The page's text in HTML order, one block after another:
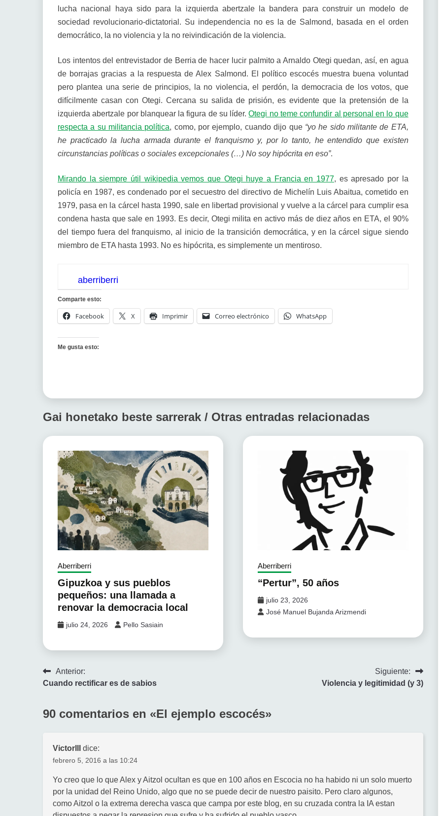
lucha nacional haya sido para la izquierda abertzale la bandera para construir un modelo de
sociedad revolucionario-dictatorial. Su independencia no es la de Salmond, basada en el orden
democrático, la no violencia y la no reivindicación de la violencia.
Los intentos del entrevistador de Berria de hacer lucir palmito a Arnaldo Otegi quedan, así, en agua
de borrajas gracias a la respuesta de Alex Salmond. El político escocés muestra buena voluntad
pero plantea una serie de principios, la no violencia, el perdón, la democracia de los votos, que
difícilmente casan con Otegi. Cercana su salida de prisión, es evidente que la pretensión de la
izquierda abertzale por blanquear la figura de su líder.Otegi no teme confundir al personal en lo que
respecta a su militancia política, como, por ejemplo, cuando dijo que “yo he sido militante de ETA,
he practicado la lucha armada durante el franquismo y, por lo tanto, he entendido que existen
circunstancias políticas o sociales excepcionales (…) No soy hipócrita en eso”.
Mirando la siempre útil wikipedia vemos que Otegi huye a Francia en 1977, es apresado por la
policía en 1987, es condenado por el secuestro del directivo de Michelín Luis Abaitua, cometido en
1979, pasa en la cárcel hasta 1990, sale en libertad provisional y vuelve a la cárcel para cumplir esa
condena hasta que sale en 1993. Es decir, Otegi milita en activo más de diez años en ETA, el 90%
del tiempo fuera del franquismo, al inicio de la transición democrática, y en la cárcel sigue siendo
miembro de ETA hasta 1993. No es hipócrita, es simplemente un mentiroso.
aberriberri
Comparte esto:
Facebook X Imprimir Correo electrónico WhatsApp
Me gusta esto:
Gai honetako beste sarrerak / Otras entradas relacionadas
Aberriberri
Gipuzkoa y sus pueblos
pequeños: una llamada a
renovar la democracia local
julio 24, 2026 Pello Sasiain
Aberriberri
“Pertur”, 50 años
julio 23, 2026
José Manuel Bujanda Arizmendi
Navegación
entradas
Anterior:
Cuando rectificar es de sabios
Siguiente:
Violencia y legitimidad (y 3)
90 comentarios en «El ejemplo escocés»
VictorIII dice:
febrero 5, 2016 a las 10:24
Yo creo que lo que Alex y Aitzol ocultan es que en 100 años en Escocia no ha habido ni un solo muerto
por la unidad del Reino Unido, algo que no se puede decir de nuestro paisito. Pero claro algunos,
como Aitzol o la extrema derecha vasca que campa por este blog, en su cruzada contra la IA estan